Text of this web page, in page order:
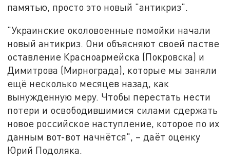
памятью, просто это новый "антикриз".
"Украинские околовоенные помойки начали
новый антикриз. Они объясняют своей пастве
оставление Красноармейска (Покровска) и
Димитрова (Мирнограда), которые мы заняли
ещё несколько месяцев назад, как
вынужденную меру. Чтобы перестать нести
потери и освободившимися силами сдержать
новое российское наступление, которое по их
данным вот-вот начнётся", – даёт оценку
Юрий Подоляка.